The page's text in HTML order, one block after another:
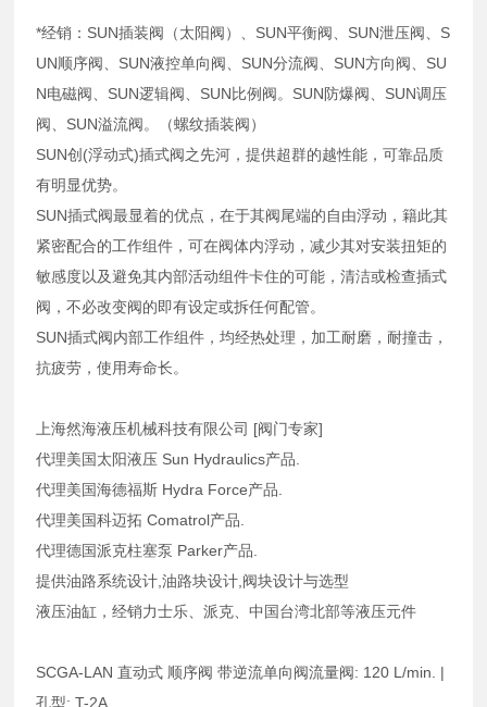
*经销：SUN插装阀（太阳阀）、SUN平衡阀、SUN泄压阀、S
UN顺序阀、SUN液控单向阀、SUN分流阀、SUN方向阀、SU
N电磁阀、SUN逻辑阀、SUN比例阀。SUN防爆阀、SUN调压
阀、SUN溢流阀。（螺纹插装阀）
SUN创(浮动式)插式阀之先河，提供超群的越性能，可靠品质
有明显优势。
SUN插式阀最显着的优点，在于其阀尾端的自由浮动，籍此其
紧密配合的工作组件，可在阀体内浮动，减少其对安装扭矩的
敏感度以及避免其内部活动组件卡住的可能，清洁或检查插式
阀，不必改变阀的即有设定或拆任何配管。
SUN插式阀内部工作组件，均经热处理，加工耐磨，耐撞击，
抗疲劳，使用寿命长。
上海然海液压机械科技有限公司 [阀门专家]
代理美国太阳液压 Sun Hydraulics产品.
代理美国海德福斯 Hydra Force产品.
代理美国科迈拓 Comatrol产品.
代理德国派克柱塞泵 Parker产品.
提供油路系统设计,油路块设计,阀块设计与选型
液压油缸，经销力士乐、派克、中国台湾北部等液压元件
SCGA-LAN 直动式 顺序阀 带逆流单向阀流量阀: 120 L/min. |
孔型: T-2A